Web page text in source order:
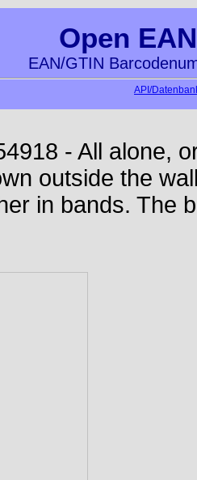
Open
EAN/GTIN
API/
- All alone,
outside the
in bands. The